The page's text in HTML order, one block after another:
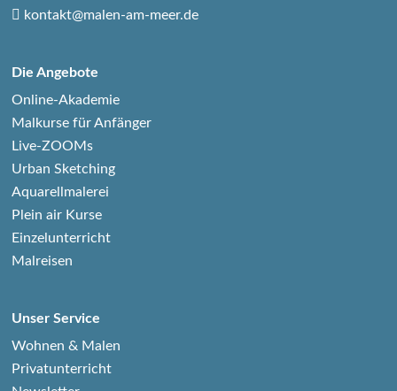
kontakt@malen-am-meer.de
Die Angebote
Online-Akademie
Malkurse für Anfänger
Live-ZOOMs
Urban Sketching
Aquarellmalerei
Plein air Kurse
Einzelunterricht
Malreisen
Unser Service
Wohnen & Malen
Privatunterricht